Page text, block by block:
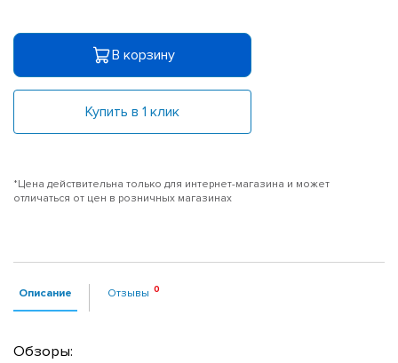
В корзину
Купить в 1 клик
*Цена действительна только для интернет-магазина и может
отличаться от цен в розничных магазинах
Описание Отзывы
Обзоры: